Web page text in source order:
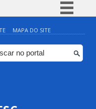
Simplifique!
Comunica BR
Participe
MAPA DO SITE